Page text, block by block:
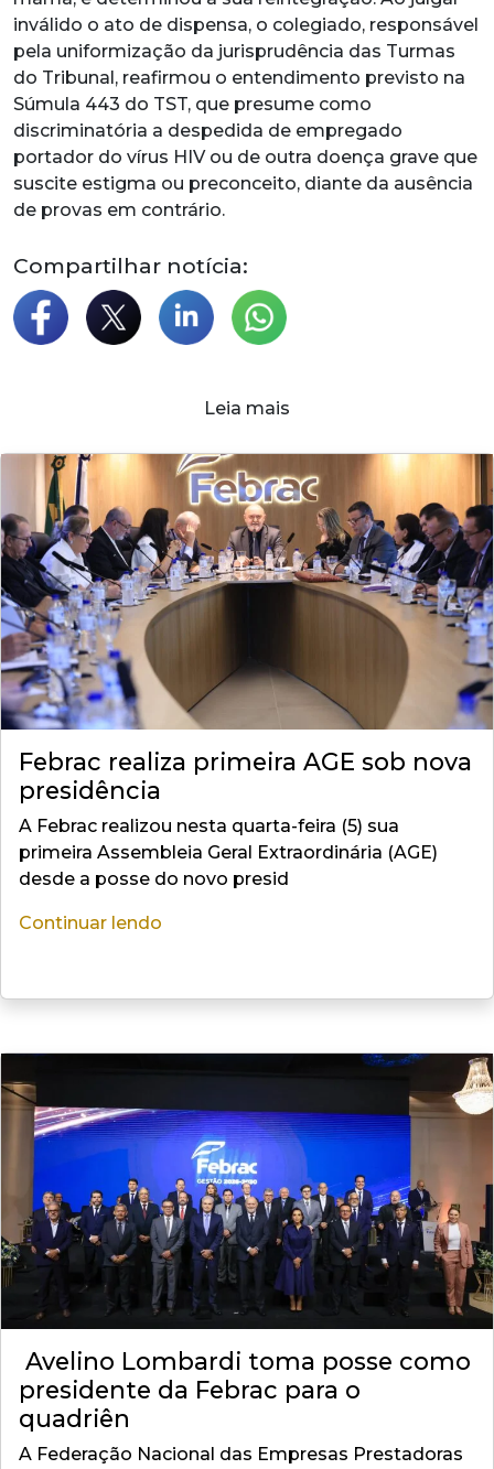
inválido o ato de dispensa, o colegiado, responsável
pela uniformização da jurisprudência das Turmas
do Tribunal, reafirmou o entendimento previsto na
Súmula 443 do TST, que presume como
discriminatória a despedida de empregado
portador do vírus HIV ou de outra doença grave que
suscite estigma ou preconceito, diante da ausência
de provas em contrário.
Compartilhar notícia:
Leia mais
Febrac realiza primeira AGE sob nova
presidência
A Febrac realizou nesta quarta-feira (5) sua
primeira Assembleia Geral Extraordinária (AGE)
desde a posse do novo presid
Continuar lendo
Avelino Lombardi toma posse como
presidente da Febrac para o
quadriên
A Federação Nacional das Empresas Prestadoras